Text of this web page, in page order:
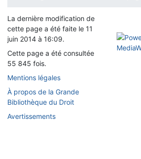
La dernière modification de
cette page a été faite le 11
juin 2014 à 16:09.
Cette page a été consultée
55 845 fois.
Mentions légales
À propos de la Grande
Bibliothèque du Droit
Avertissements